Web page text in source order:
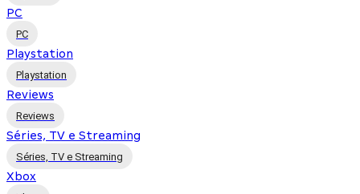
PC
PC
Playstation
Playstation
Reviews
Reviews
Séries, TV e Streaming
Séries, TV e Streaming
Xbox